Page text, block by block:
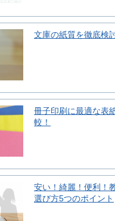
文庫の紙質を徹底検
冊子印刷に最適な表
較！
安い！綺麗！便利！
選び方5つのポイント